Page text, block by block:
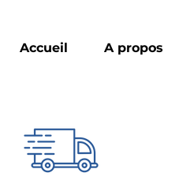
Accueil A propos